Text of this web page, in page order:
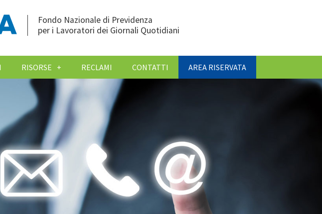
Fondo Nazionale di Previdenza
per i Lavoratori dei Giornali Quotidiani
RISORSE RECLAMI CONTATTI AREA RISERVATA